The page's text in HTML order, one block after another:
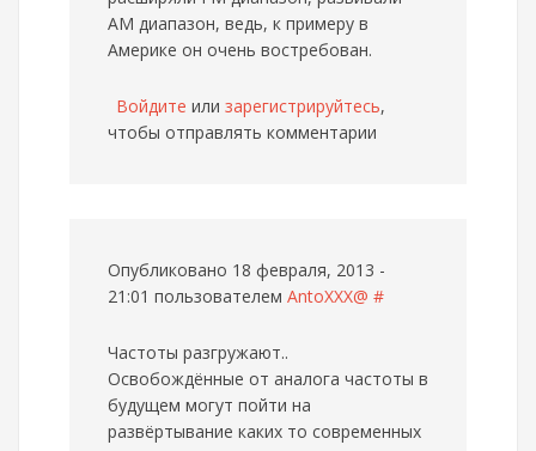
АМ диапазон, ведь, к примеру в
Америке он очень востребован.
Войдите или зарегистрируйтесь,
чтобы отправлять комментарии
Опубликовано 18 февраля, 2013 -
21:01 пользователем AntoXXX@ #
Частоты разгружают..
Освобождённые от аналога частоты в
будущем могут пойти на
развёртывание каких то современных